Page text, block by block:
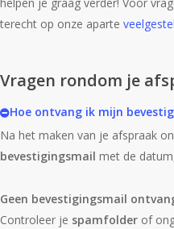
terecht op onze aparte
Vragen rondom je
Hoe ontvang ik mijn
Na het maken van je afspraak
bevestigingsmail met de
Geen bevestigingsmail
Controleer je spamfolder of